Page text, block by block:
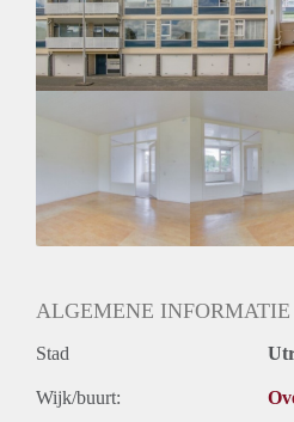
2,8 X Maandhuur Bruto
Huurtermijn
Onbepaalde termijn
Oplevering
ALGEMENE INFORMATIE
Stad
Wijk/buurt: